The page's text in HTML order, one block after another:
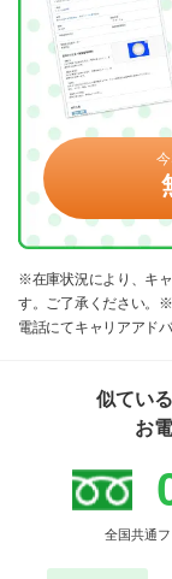
※在庫状況により、キ
す。ご了承ください。
電話にてキャリアアド
似てい
お
全国共通